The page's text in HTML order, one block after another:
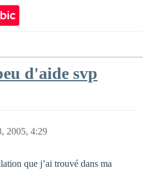
d'aide svp
2005, 4:29
que j’ai trouvé dans ma